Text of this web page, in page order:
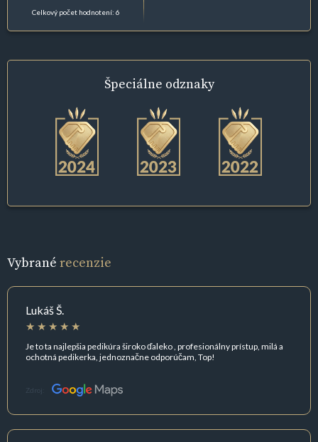
Celkový počet hodnotení: 6
Špeciálne odznaky
Vybrané recenzie
Lukáš Š.
Je to ta najlepšia pedikúra široko ďaleko , profesionálny prístup, milá a
ochotná pedikerka, jednoznačne odporúčam, Top!
Zdroj: